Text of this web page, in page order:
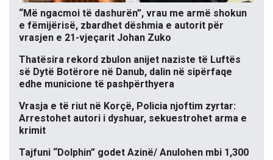
“Më ngacmoi të dashurën”, vrau me armë shokun
e fëmijërisë, zbardhet dëshmia e autorit për
vrasjen e 21-vjeçarit Johan Zuko
Thatësira rekord zbulon anijet naziste të Luftës
së Dytë Botërore në Danub, dalin në sipërfaqe
edhe municione të pashpërthyera
Vrasja e të riut në Korçë, Policia njoftim zyrtar:
Arrestohet autori i dyshuar, sekuestrohet arma e
krimit
Tajfuni “Dolphin” godet Azinë/ Anulohen mbi 1,300